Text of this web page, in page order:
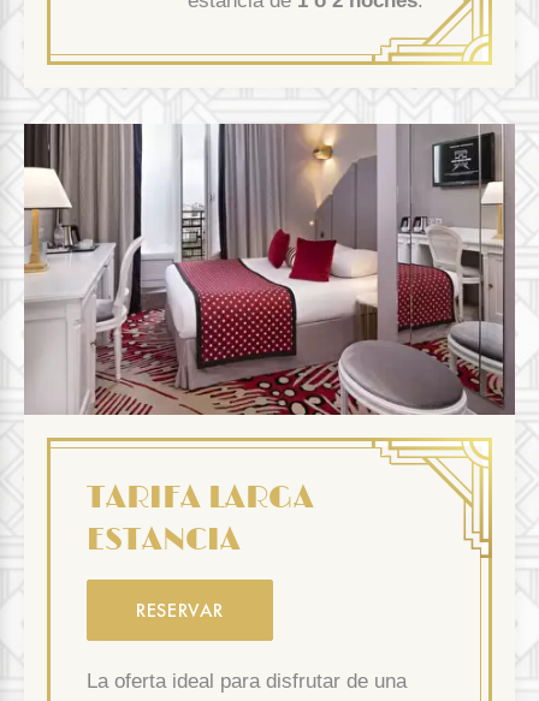
TARIFA LARGA
ESTANCIA
RESERVAR
La oferta ideal para disfrutar de una